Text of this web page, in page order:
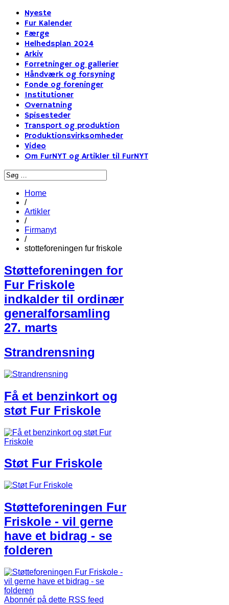
Nyeste
Fur Kalender
Færge
Helhedsplan 2024
Arkiv
Forretninger og gallerier
Håndværk og forsyning
Fonde og foreninger
Institutioner
Overnatning
Spisesteder
Transport og produktion
Produktionsvirksomheder
Video
Om FurNYT og Artikler til FurNYT
Home
/
Artikler
/
Firmanyt
/
stotteforeningen fur friskole
Støtteforeningen for
Fur Friskole
indkalder til ordinær
generalforsamling
27. marts
Strandrensning
Få et benzinkort og
støt Fur Friskole
Støt Fur Friskole
Støtteforeningen Fur
Friskole - vil gerne
have et bidrag - se
folderen
Abonnér på dette RSS feed